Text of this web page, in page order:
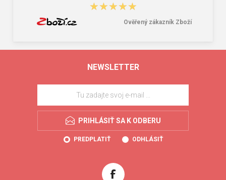
★★★★★
★★★★★
Ověřený zákazník Zboží
NEWSLETTER
PRIHLÁSIŤ SA K ODBERU
PREDPLATIŤ ODHLÁSIŤ